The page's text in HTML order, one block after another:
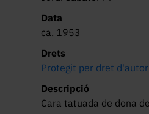
Data
ca. 1953
Drets
Protegit per dret d'autor
Descripció
Cara tatuada de dona